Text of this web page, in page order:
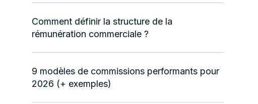
Comment définir la structure de la
rémunération commerciale ?
9 modèles de commissions performants pour
2026 (+ exemples)